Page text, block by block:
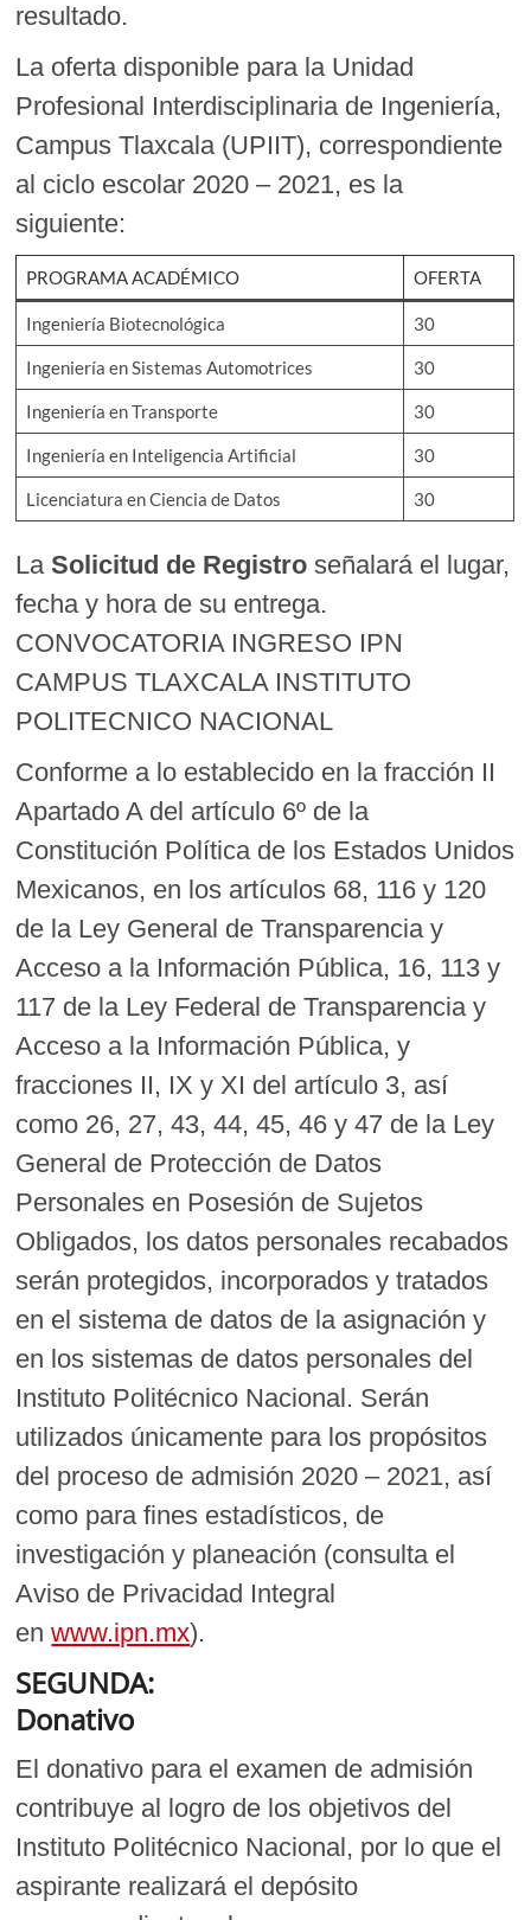
resultado.
La oferta disponible para la Unidad
Profesional Interdisciplinaria de Ingeniería,
Campus Tlaxcala (UPIIT), correspondiente
al ciclo escolar 2020 – 2021, es la
siguiente:
PROGRAMA ACADÉMICO OFERTA
Ingeniería Biotecnológica 30
Ingeniería en Sistemas Automotrices 30
Ingeniería en Transporte 30
Ingeniería en Inteligencia Artificial 30
Licenciatura en Ciencia de Datos 30
LaSolicitud de Registro señalará el lugar,
fecha y hora de su entrega.
CONVOCATORIA INGRESO IPN
CAMPUS TLAXCALA INSTITUTO
POLITECNICO NACIONAL
Conforme a lo establecido en la fracción II
Apartado A del artículo 6º de la
Constitución Política de los Estados Unidos
Mexicanos, en los artículos 68, 116 y 120
de la Ley General de Transparencia y
Acceso a la Información Pública, 16, 113 y
117 de la Ley Federal de Transparencia y
Acceso a la Información Pública, y
fracciones II, IX y XI del artículo 3, así
como 26, 27, 43, 44, 45, 46 y 47 de la Ley
General de Protección de Datos
Personales en Posesión de Sujetos
Obligados, los datos personales recabados
serán protegidos, incorporados y tratados
en el sistema de datos de la asignación y
en los sistemas de datos personales del
Instituto Politécnico Nacional. Serán
utilizados únicamente para los propósitos
del proceso de admisión 2020 – 2021, así
como para fines estadísticos, de
investigación y planeación (consulta el
Aviso de Privacidad Integral
enwww.ipn.mx).
SEGUNDA:
Donativo
El donativo para el examen de admisión
contribuye al logro de los objetivos del
Instituto Politécnico Nacional, por lo que el
aspirante realizará el depósito